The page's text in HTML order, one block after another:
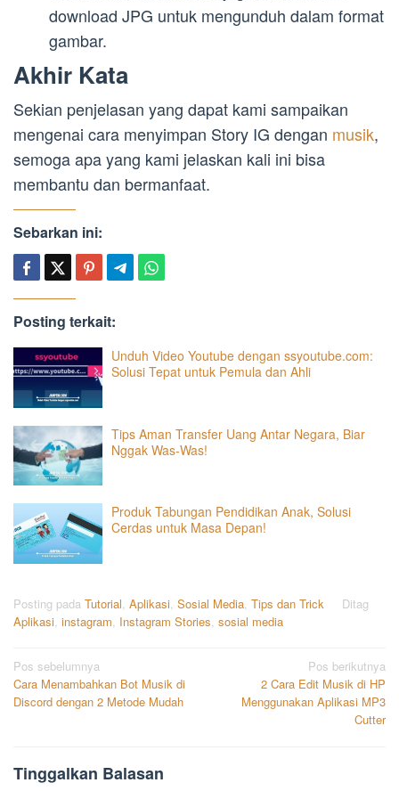
download JPG untuk mengunduh dalam format
gambar.
Akhir Kata
Sekian penjelasan yang dapat kami sampaikan
mengenai cara menyimpan Story IG dengan musik,
semoga apa yang kami jelaskan kali ini bisa
membantu dan bermanfaat.
Sebarkan ini:
Posting terkait:
Unduh Video Youtube dengan ssyoutube.com:
Solusi Tepat untuk Pemula dan Ahli
Tips Aman Transfer Uang Antar Negara, Biar
Nggak Was-Was!
Produk Tabungan Pendidikan Anak, Solusi
Cerdas untuk Masa Depan!
Posting pada Tutorial Aplikasi Sosial Media Tips dan Trick
Ditag
Aplikasi instagram Instagram Stories sosial media
Navigasi
pos
Pos sebelumnya
Cara Menambahkan Bot Musik di
Discord dengan 2 Metode Mudah
Pos berikutnya
2 Cara Edit Musik di HP
Menggunakan Aplikasi MP3
Cutter
Tinggalkan Balasan